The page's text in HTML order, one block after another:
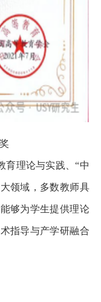
育理论与实践、“中
领域，多数教师具
够为学生提供理论
指导与产学研融合